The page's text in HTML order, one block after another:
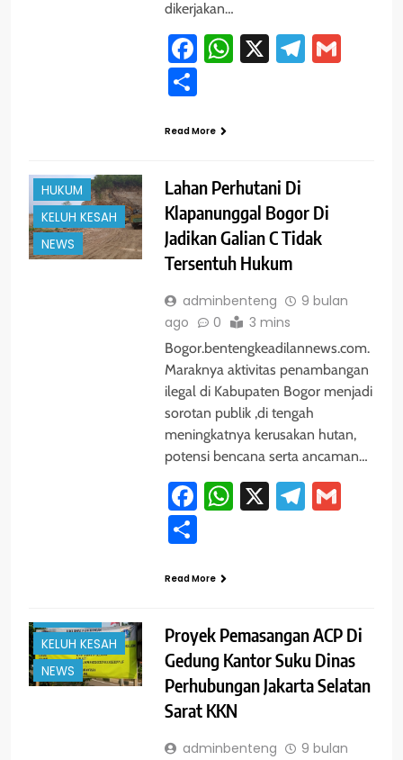
dikerjakan…
Facebook
WhatsApp
X
Share
Read More
HUKUM
KELUH KESAH
NEWS
Lahan Perhutani Di
Klapanunggal Bogor Di
Jadikan Galian C Tidak
Tersentuh Hukum
adminbenteng
9 bulan
ago
0 3 mins
Bogor.bentengkeadilannews.com.
Maraknya aktivitas penambangan
ilegal di Kabupaten Bogor menjadi
sorotan publik ,di tengah
meningkatnya kerusakan hutan,
potensi bencana serta ancaman…
Facebook
WhatsApp
X
Share
Read More
KELUH KESAH
NEWS
Proyek Pemasangan ACP Di
Gedung Kantor Suku Dinas
Perhubungan Jakarta Selatan
Sarat KKN
adminbenteng
9 bulan